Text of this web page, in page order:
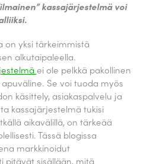
kassajärjestelmä voi
on yksi tärkeimmistä
alkutaipaleella.
ei ole pelkkä pakollinen
Se voi tuoda myös
käsittely, asiakaspalvelu ja
kassajärjestelmä tukisi
aikavälillä, on tärkeää
Tässä blogissa
markkinoidut
pitävät sisällään, mitä